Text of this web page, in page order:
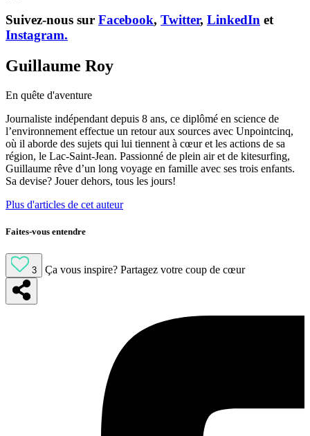
Suivez-nous sur Facebook, Twitter, LinkedIn et
Instagram.
Guillaume Roy
En quête d'aventure
Journaliste indépendant depuis 8 ans, ce diplômé en science de
l’environnement effectue un retour aux sources avec Unpointcinq,
où il aborde des sujets qui lui tiennent à cœur et les actions de sa
région, le Lac-Saint-Jean. Passionné de plein air et de kitesurfing,
Guillaume rêve d’un long voyage en famille avec ses trois enfants.
Sa devise? Jouer dehors, tous les jours!
Plus d'articles de cet auteur
Faites-vous entendre
3 Ça vous inspire? Partagez votre coup de cœur